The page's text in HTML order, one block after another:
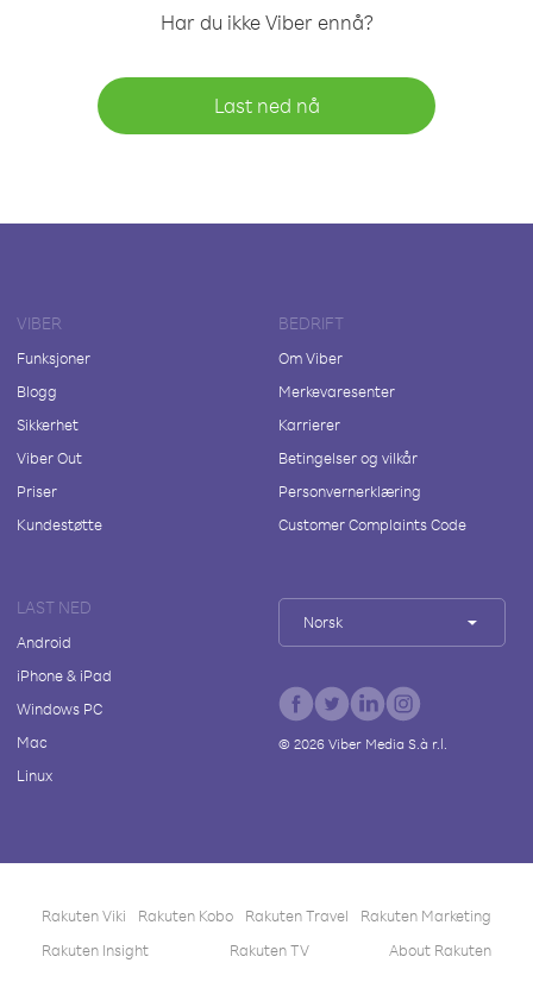
Har du ikke Viber ennå?
Last ned nå
VIBER
Funksjoner
Blogg
Sikkerhet
Viber Out
Priser
Kundestøtte
BEDRIFT
Om Viber
Merkevaresenter
Karrierer
Betingelser og vilkår
Personvernerklæring
Customer Complaints Code
LAST NED
Android
iPhone & iPad
Windows PC
Mac
Linux
Norsk
© 2026Viber Media S.à r.l.
Rakuten Viki Rakuten Kobo Rakuten Travel
Rakuten Marketing
Rakuten Insight
Rakuten TV About Rakuten